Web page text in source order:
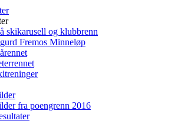
skikarusell og klubbrenn
Fremos Minneløp
fra poengrenn 2016